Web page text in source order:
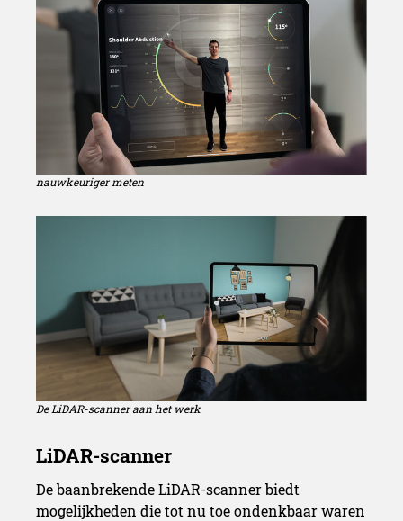
nauwkeuriger meten
De LiDAR-scanner aan het werk
De baanbrekende LiDAR-scanner biedt
mogelijkheden die tot nu toe ondenkbaar waren